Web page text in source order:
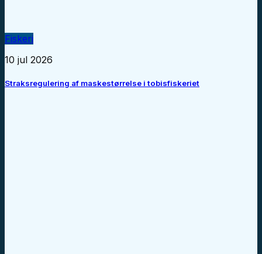
Fiskeri
10 jul 2026
Straksregulering af maskestørrelse i tobisfiskeriet